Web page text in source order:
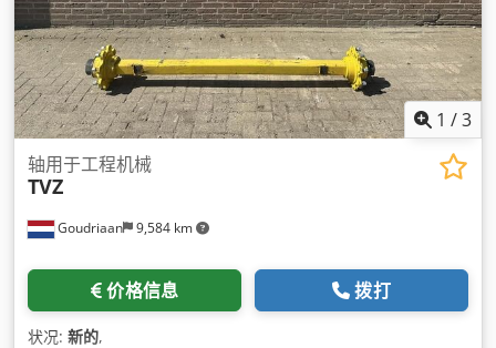
1 /3
Goudriaan 9,584 km
轴用于工程机械
TVZ
价格信息 拨打
状况: 新的,